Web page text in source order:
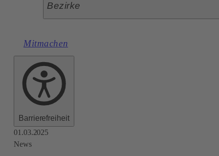
Bezirke
Mitmachen
Barrierefreiheit
01.03.2025
News